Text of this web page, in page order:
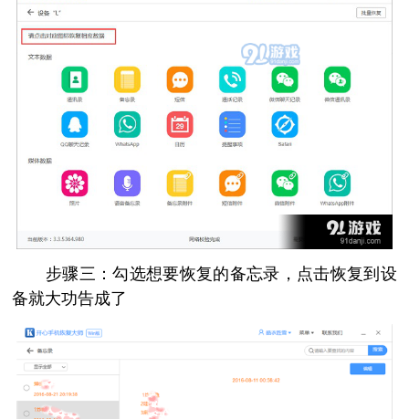
步骤三：勾选想要恢复的备忘录，点击恢复到设
备就大功告成了